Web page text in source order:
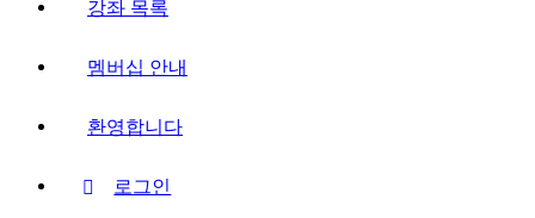
강좌 목록
멤버십 안내
환영합니다
로그인